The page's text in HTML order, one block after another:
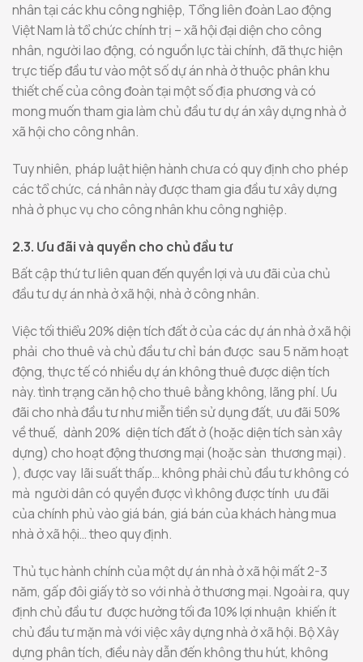
nhân tại các khu công nghiệp, Tổng liên đoàn Lao động
Việt Nam là tổ chức chính trị – xã hội đại diện cho công
nhân, người lao động, có nguồn lực tài chính, đã thực hiện
trực tiếp đầu tư vào một số dự án nhà ở thuộc phân khu
thiết chế của công đoàn tại một số địa phương và có
mong muốn tham gia làm chủ đầu tư dự án xây dựng nhà ở
xã hội cho công nhân.
Tuy nhiên, pháp luật hiện hành chưa có quy định cho phép
các tổ chức, cá nhân này được tham gia đầu tư xây dựng
nhà ở phục vụ cho công nhân khu công nghiệp.
2.3. Ưu đãi và quyền cho chủ đầu tư
Bất cập thứ tư liên quan đến quyền lợi và ưu đãi của chủ
đầu tư dự án nhà ở xã hội, nhà ở công nhân.
Việc tối thiểu 20% diện tích đất ở của các dự án nhà ở xã hội
phải cho thuê và chủ đầu tư chỉ bán được sau 5 năm hoạt
động, thực tế có nhiều dự án không thuê được diện tích
này. tình trạng căn hộ cho thuê bằng không, lãng phí. Ưu
đãi cho nhà đầu tư như miễn tiền sử dụng đất, ưu đãi 50%
về thuế, dành 20% diện tích đất ở (hoặc diện tích sàn xây
dựng) cho hoạt động thương mại (hoặc sàn thương mại).
), được vay lãi suất thấp… không phải chủ đầu tư không có
mà người dân có quyền được vì không được tính ưu đãi
của chính phủ vào giá bán, giá bán của khách hàng mua
nhà ở xã hội… theo quy định.
Thủ tục hành chính của một dự án nhà ở xã hội mất 2-3
năm, gấp đôi giấy tờ so với nhà ở thương mại. Ngoài ra, quy
định chủ đầu tư được hưởng tối đa 10% lợi nhuận khiến ít
chủ đầu tư mặn mà với việc xây dựng nhà ở xã hội. Bộ Xây
dựng phân tích, điều này dẫn đến không thu hút, không